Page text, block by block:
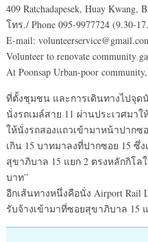
409 Ratchadapesek, Huay Kwang,
โทร./ Phone 095-9977724 (9.30-
E-mail:
Volunteer to renovate community
At Poonsap Urban-poor
ที่ตั้งชุมชน และการเดินทางไปจุด
นั่งรถเมล์สาย 11 ผ่านประเวศมา
ให้นั่งรถสองแถวเข้ามาหน้าปากซ
เกิน 15 บาทมาลงที่ปากซอย 15 ซึ่
สุขาภิบาล 15 แยก 2 ตรงหลักกิโ
บาท”
อีกเส้นทางหนึ่งคือนั่ง Airport
รับจ้างเข้ามาที่ซอยสุขาภิบาล 15